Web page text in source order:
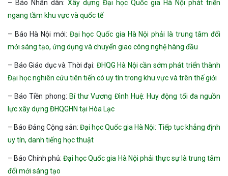
– Báo Nhân dân: Xây dựng Đại học Quốc gia Hà Nội phát triển
ngang tầm khu vực và quốc tế
– Báo Hà Nội mới: Đại học Quốc gia Hà Nội phải là trung tâm đổi
mới sáng tạo, ứng dụng và chuyển giao công nghệ hàng đầu
– Báo Giáo dục và Thời đại: ĐHQG Hà Nội cần sớm phát triển thành
Đại học nghiên cứu tiên tiến có uy tín trong khu vực và trên thế giới
– Báo Tiền phong: Bí thư Vương Đình Huệ: Huy động tối đa nguồn
lực xây dựng ĐHQGHN tại Hòa Lạc
– Báo Đảng Cộng sản: Đại học Quốc gia Hà Nội: Tiếp tục khẳng định
uy tín, danh tiếng học thuật
– Báo Chính phủ:Đại học Quốc gia Hà Nội phải thực sự là trung tâm
đổi mới sáng tạo